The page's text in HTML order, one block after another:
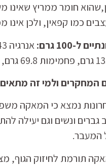
חומר ממריץ שאינו
כמו קפאין, ולכן אינו
ל-100 גרם:
המחקרים ולמי זה
נמצא כי המאקה
גברים ונשים וגם יעילה
המעבר.
תורמת לחיזוק הגוף,